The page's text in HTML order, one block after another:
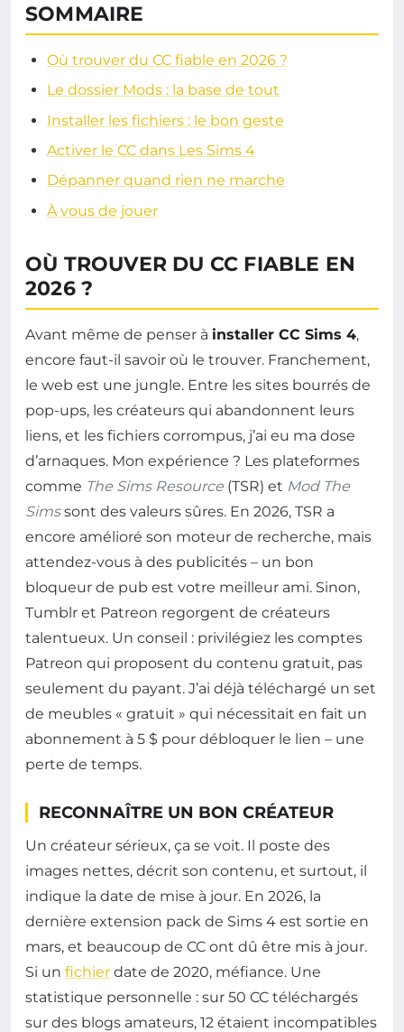
SOMMAIRE
Où trouver du CC fiable en 2026 ?
Le dossier Mods : la base de tout
Installer les fichiers : le bon geste
Activer le CC dans Les Sims 4
Dépanner quand rien ne marche
À vous de jouer
OÙ TROUVER DU CC FIABLE EN
2026 ?
Avant même de penser à installer CC Sims 4,
encore faut-il savoir où le trouver. Franchement,
le web est une jungle. Entre les sites bourrés de
pop-ups, les créateurs qui abandonnent leurs
liens, et les fichiers corrompus, j’ai eu ma dose
d’arnaques. Mon expérience ? Les plateformes
comme The Sims Resource (TSR) et Mod The
Simssont des valeurs sûres. En 2026, TSR a
encore amélioré son moteur de recherche, mais
attendez-vous à des publicités – un bon
bloqueur de pub est votre meilleur ami. Sinon,
Tumblr et Patreon regorgent de créateurs
talentueux. Un conseil : privilégiez les comptes
Patreon qui proposent du contenu gratuit, pas
seulement du payant. J’ai déjà téléchargé un set
de meubles « gratuit » qui nécessitait en fait un
abonnement à 5 $ pour débloquer le lien – une
perte de temps.
RECONNAÎTRE UN BON CRÉATEUR
Un créateur sérieux, ça se voit. Il poste des
images nettes, décrit son contenu, et surtout, il
indique la date de mise à jour. En 2026, la
dernière extension pack de Sims 4 est sortie en
mars, et beaucoup de CC ont dû être mis à jour.
Si un fichier date de 2020, méfiance. Une
statistique personnelle : sur 50 CC téléchargés
sur des blogs amateurs, 12 étaient incompatibles